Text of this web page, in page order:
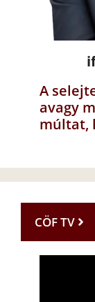
A
avagy
múltat,
CÖF TV